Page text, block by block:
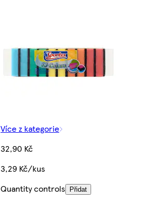
Více z kategorie
32,90 Kč
3,29 Kč/kus
Quantity controls
Přidat